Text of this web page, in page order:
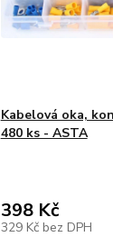
Kabelová oka,
480 ks - ASTA
398 Kč
329 Kč bez DPH